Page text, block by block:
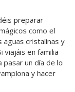
preparar
como el
cristalinas y
viajáis en familia
pasar un día de lo
y hacer